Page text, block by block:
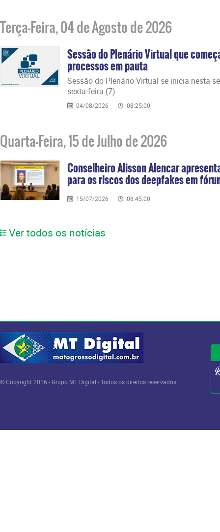
Terça-Feira, 04 de Agosto de 2026
Sessão do Plenário Virtual que
processos em pauta
Sessão do Plenário Virtual se inicia nesta
sexta-feira (7)
04/08/2026 08:25:00
Quarta-Feira, 15 de Julho de 2026
Conselheiro Alisson Alencar
para os riscos dos deepfakes em
15/07/2026 08:45:00
Ver todos os notícias
© Copyright 2016 - Grupo MT Digital - Todos os direitos reservados